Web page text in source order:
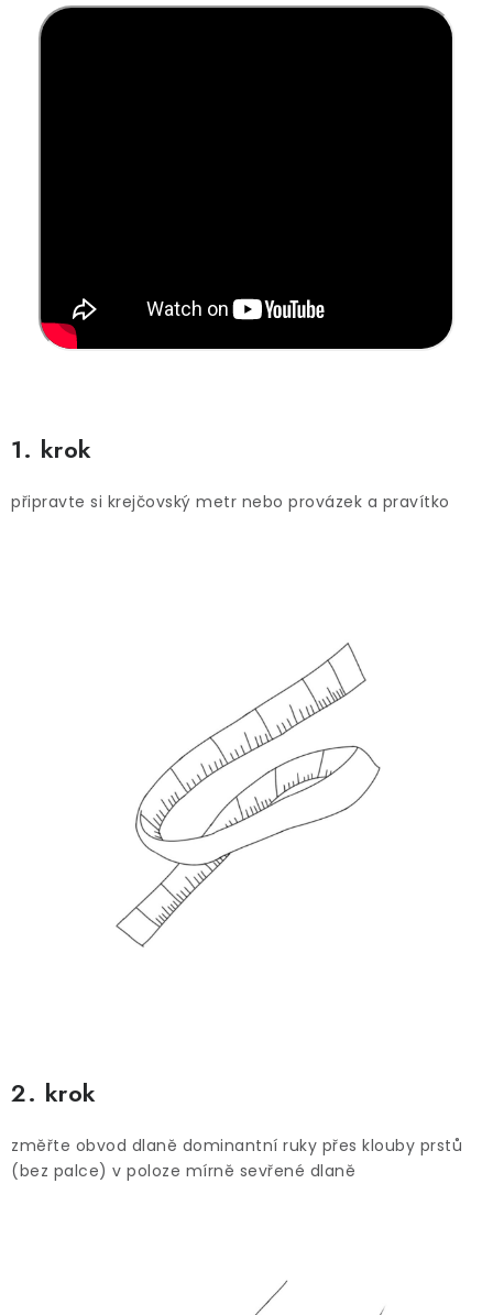
1. krok
připravte si krejčovský metr nebo provázek a pravítko
2. krok
změřte obvod dlaně dominantní ruky přes klouby prstů
(bez palce) v poloze mírně sevřené dlaně